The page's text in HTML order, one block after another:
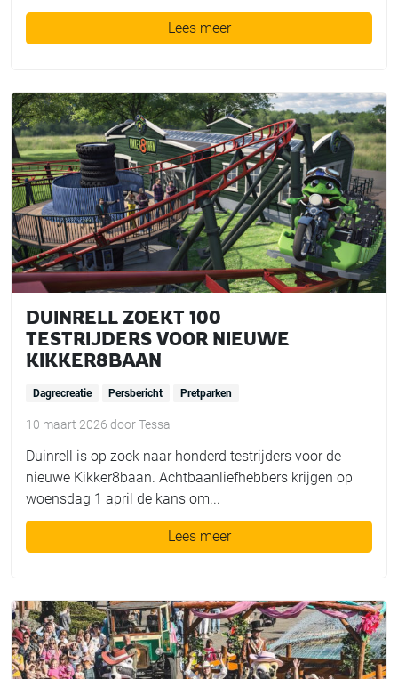
Lees meer
DUINRELL ZOEKT 100
TESTRIJDERS VOOR NIEUWE
KIKKER8BAAN
Dagrecreatie Persbericht Pretparken
10 maart 2026 doorTessa
Duinrell is op zoek naar honderd testrijders voor de
nieuwe Kikker8baan. Achtbaanliefhebbers krijgen op
woensdag 1 april de kans om...
Lees meer